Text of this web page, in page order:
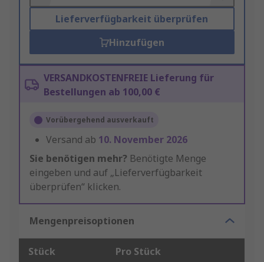
Lieferverfügbarkeit überprüfen
Hinzufügen
VERSANDKOSTENFREIE Lieferung für
Bestellungen ab 100,00 €
Vorübergehend ausverkauft
Versand ab 10. November 2026
Sie benötigen mehr? Benötigte Menge
eingeben und auf „Lieferverfügbarkeit
überprüfen“ klicken.
Mengenpreisoptionen
Stück Pro Stück